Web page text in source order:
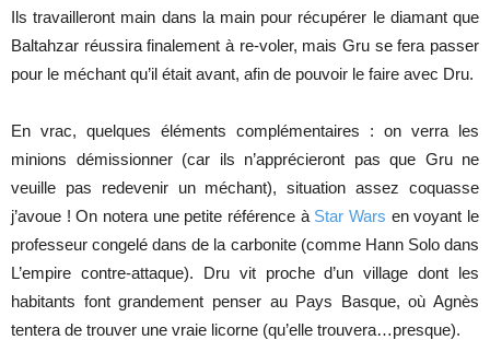
Ils travailleront main dans la main pour récupérer le diamant que
Baltahzar réussira finalement à re-voler, mais Gru se fera passer
pour le méchant qu’il était avant, afin de pouvoir le faire avec Dru.
En vrac, quelques éléments complémentaires : on verra les
minions démissionner (car ils n’apprécieront pas que Gru ne
veuille pas redevenir un méchant), situation assez coquasse
j’avoue ! On notera une petite référence à Star Wars en voyant le
professeur congelé dans de la carbonite (comme Hann Solo dans
L’empire contre-attaque). Dru vit proche d’un village dont les
habitants font grandement penser au Pays Basque, où Agnès
tentera de trouver une vraie licorne (qu’elle trouvera…presque).